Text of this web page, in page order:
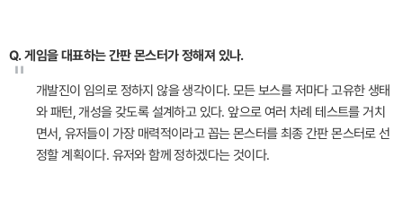
Q. 게임을 대표하는 간판 몬스터가 정해져 있나.
"
개발진이 임의로 정하지 않을 생각이다. 모든 보스를 저마다 고유한 생태
와 패턴, 개성을 갖도록 설계하고 있다. 앞으로 여러 차례 테스트를 거치
면서, 유저들이 가장 매력적이라고 꼽는 몬스터를 최종 간판 몬스터로 선
정할 계획이다. 유저와 함께 정하겠다는 것이다.